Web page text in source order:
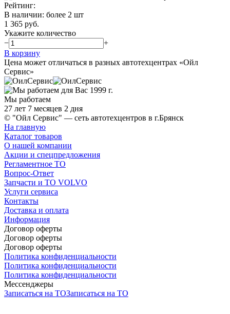
Рейтинг:
В наличии: более 2 шт
1 365 руб.
Укажите количество
−
+
В корзину
Цена может отличаться в разных автотехцентрах «Ойл
Сервис»
Мы работаем
27 лет 7 месяцев 2 дня
© "Ойл Сервис" — сеть автотехцентров в г.Брянск
На главную
Каталог товаров
О нашей компании
Акции и спецпредложения
Регламентное ТО
Вопрос-Ответ
Запчасти и ТО VOLVO
Услуги сервиса
Контакты
Доставка и оплата
Информация
Договор оферты
Договор оферты
Договор оферты
Политика конфиденциальности
Политика конфиденциальности
Политика конфиденциальности
Мессенджеры
Записаться на ТОЗаписаться на ТО